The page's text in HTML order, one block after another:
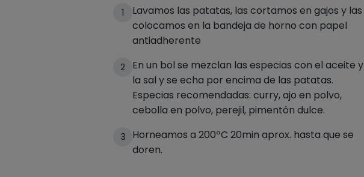
1
Lavamos las patatas, las cortamos en gajos y las
colocamos en la bandeja de horno con papel
antiadherente
2
En un bol se mezclan las especias con el aceite y
la sal y se echa por encima de las patatas.
Especias recomendadas: curry, ajo en polvo,
cebolla en polvo, perejil, pimentón dulce.
3
Horneamos a 200ºC 20min aprox. hasta que se
doren.